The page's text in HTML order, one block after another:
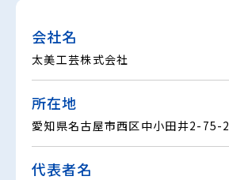
会社名
太美工芸株式会社
所在地
愛知県名古屋市西区中小田井2-75-2
代表者名